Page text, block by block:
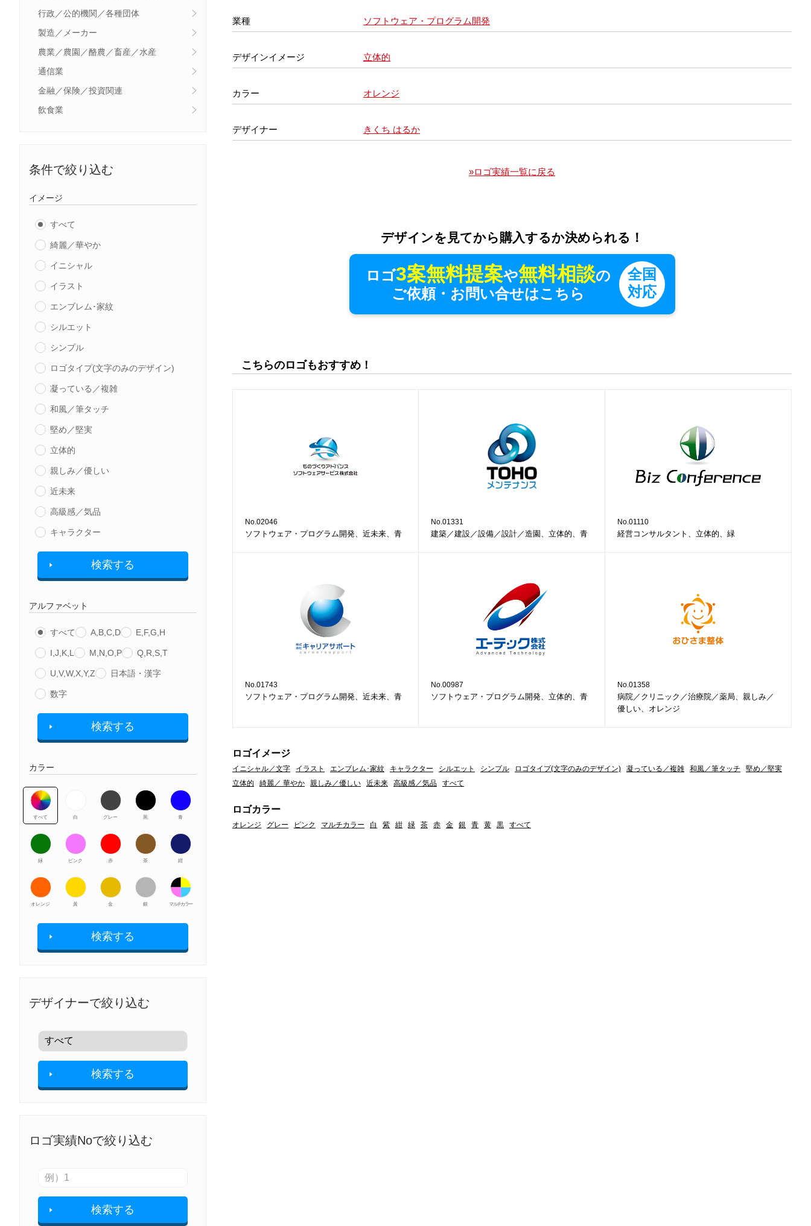
行政／公的機関／各種団体
製造／メーカー
農業／農園／酪農／畜産／水産
通信業
金融／保険／投資関連
飲食業
条件で絞り込む
イメージ
すべて
綺麗／華やか
イニシャル
イラスト
エンブレム･家紋
シルエット
シンプル
ロゴタイプ(文字のみのデザイン)
凝っている／複雑
和風／筆タッチ
堅め／堅実
立体的
親しみ／優しい
近未来
高級感／気品
キャラクター
検索する
アルファベット
すべて A,B,C,D E,F,G,H
I,J,K,L M,N,O,P Q,R,S,T
U,V,W,X,Y,Z 日本語・漢字
数字
検索する
カラー
すべて 白 グレー 黒 青
緑 ピンク 赤 茶 紺
オレンジ 黃 金 銀 マルチカラー
検索する
デザイナーで絞り込む
検索する
ロゴ実績Noで絞り込む
検索する
業種 ソフトウェア・プログラム開発
デザインイメージ 立体的
カラー オレンジ
デザイナー きくち はるか
»ロゴ実績一覧に戻る
デザインを見てから購入するか決められる！
ロゴ3案無料提案や無料相談の
ご依頼・お問い合せはこちら
全国
対応
こちらのロゴもおすすめ！
No.02046
ソフトウェア・プログラム開発、近未来、青
No.01331
建築／建設／設備／設計／造園、立体的、青
No.01110
経営コンサルタント、立体的、緑
No.01743
ソフトウェア・プログラム開発、近未来、青
No.00987
ソフトウェア・プログラム開発、立体的、青
No.01358
病院／クリニック／治療院／薬局、親しみ／
優しい、オレンジ
ロゴイメージ
イニシャル／文字 イラスト エンブレム･家紋 キャラクター シルエット シンプル ロゴタイプ(文字のみのデザイン) 凝っている／複雑 和風／筆タッチ
堅め／堅実
立体的
綺麗／ 華やか 親しみ／優しい 近未来 高級感／気品 すべて
ロゴカラー
オレンジ グレー ピンク マルチカラー 白 紫 紺 緑 茶 赤 金 銀 青 黄 黒 すべて